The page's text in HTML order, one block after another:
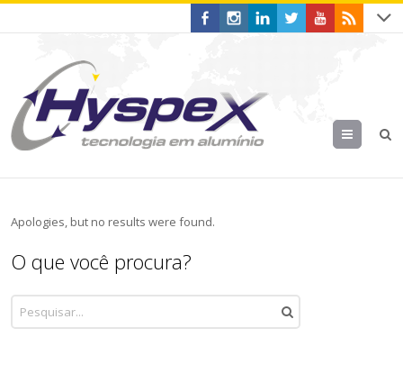
Menu
Apologies, but no results were found.
O que você procura?